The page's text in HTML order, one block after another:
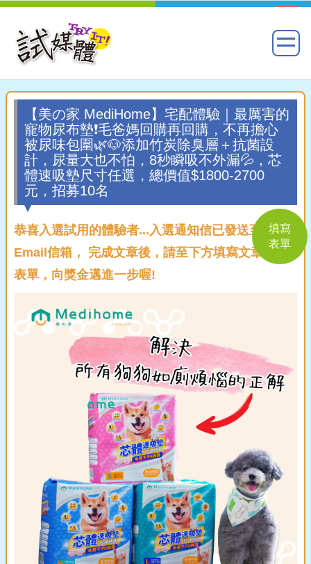
【美の家 MediHome】宅配體驗｜最厲害的
寵物尿布墊❗毛爸媽回購再回購，不再擔心
被尿味包圍🌿🐶添加竹炭除臭層＋抗菌設
計，尿量大也不怕，8秒瞬吸不外漏💦，芯
體速吸墊尺寸任選，總價值$1800-2700
元，招募10名
恭喜入選試用的體驗者...入選通知信已發送至您的
Email信箱， 完成文章後，請至下方填寫文章回覆
表單，向獎金邁進一步喔!
填寫
表單